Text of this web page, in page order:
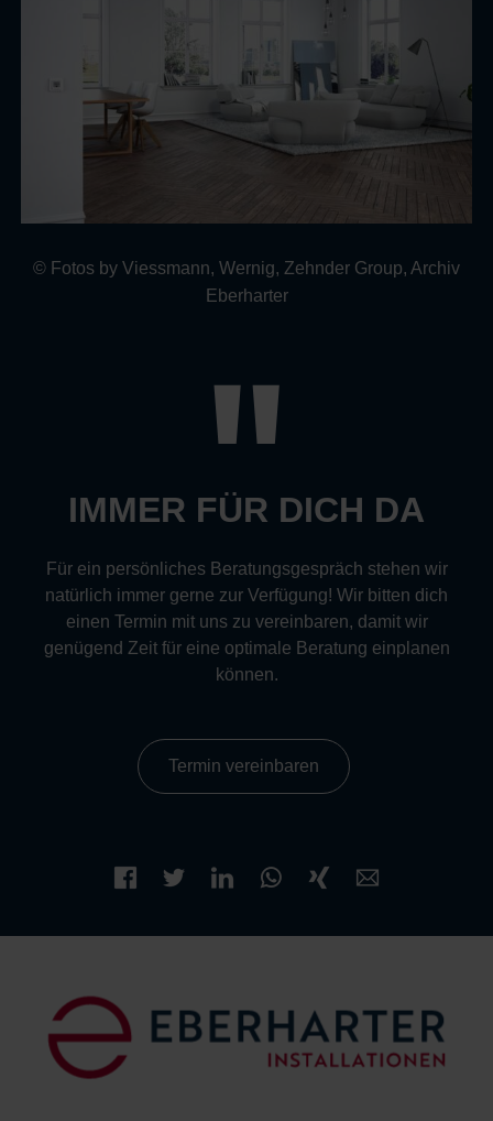
© Fotos by Viessmann, Wernig, Zehnder Group, Archiv
Eberharter
IMMER FÜR DICH DA
Für ein persönliches Beratungsgespräch stehen wir
natürlich immer gerne zur Verfügung! Wir bitten dich
einen Termin mit uns zu vereinbaren, damit wir
genügend Zeit für eine optimale Beratung einplanen
können.
Termin vereinbaren